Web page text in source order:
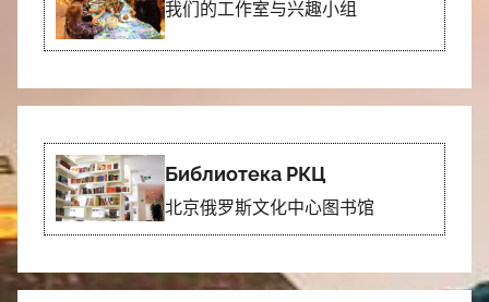
我们的工作室与兴趣小组
Библиотека РКЦ
北京俄罗斯文化中心图书馆